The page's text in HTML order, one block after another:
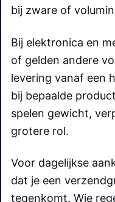
bij zware of
Bij elektronica en
of gelden andere
levering vanaf een
bij bepaalde
spelen gewicht,
grotere rol.
Voor dagelijkse
dat je een
tegenkomt. Wie